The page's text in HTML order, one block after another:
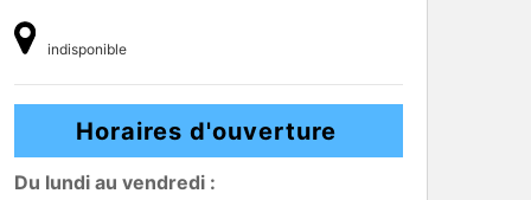
indisponible
Horaires d'ouverture
Du lundi au vendredi :